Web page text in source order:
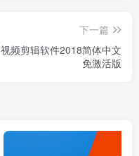
下一篇
视频剪辑软件2018简体中文
免激活版